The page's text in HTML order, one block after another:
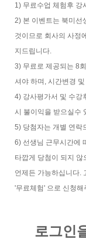
1) 무료수업 체험후 강
2) 본 이벤트는 북미선
것이므로 회사의 사정
지드립니다.
3) 무료로 제공되는 8
셔야 하며, 시간변경
4) 강사평가서 및 수강
시 불이익을 받으실수
5) 당첨자는 개별 연락
6) 선생님 근무시간에
타깝게 당첨이 되지
언제든 가능하십니다.
'무료체험' 으로 신청해